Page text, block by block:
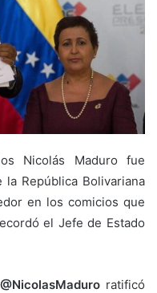
Nicolás Maduro fue
República Bolivariana
en los comicios que
el Jefe de Estado
@NicolasMaduroratificó